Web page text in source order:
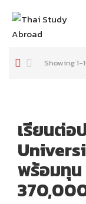
Showing
เรียนต่
พร้อมทุน